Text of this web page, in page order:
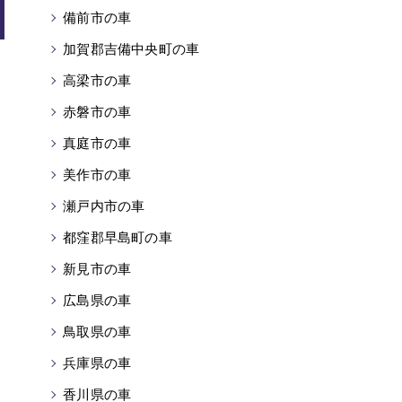
備前市の車
加賀郡吉備中央町の車
高梁市の車
赤磐市の車
真庭市の車
美作市の車
瀬戸内市の車
都窪郡早島町の車
新見市の車
広島県の車
鳥取県の車
兵庫県の車
香川県の車